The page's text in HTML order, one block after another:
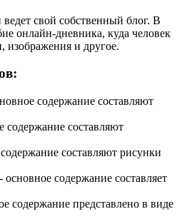
свой собственный блог. В
онлайн-дневника, куда человек
изображения и другое.
содержание составляют
содержание составляют
составляют рисунки
содержание составляет
содержание представлено в виде